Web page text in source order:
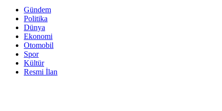
Gündem
Politika
Dünya
Ekonomi
Otomobil
Spor
Kültür
Resmi İlan